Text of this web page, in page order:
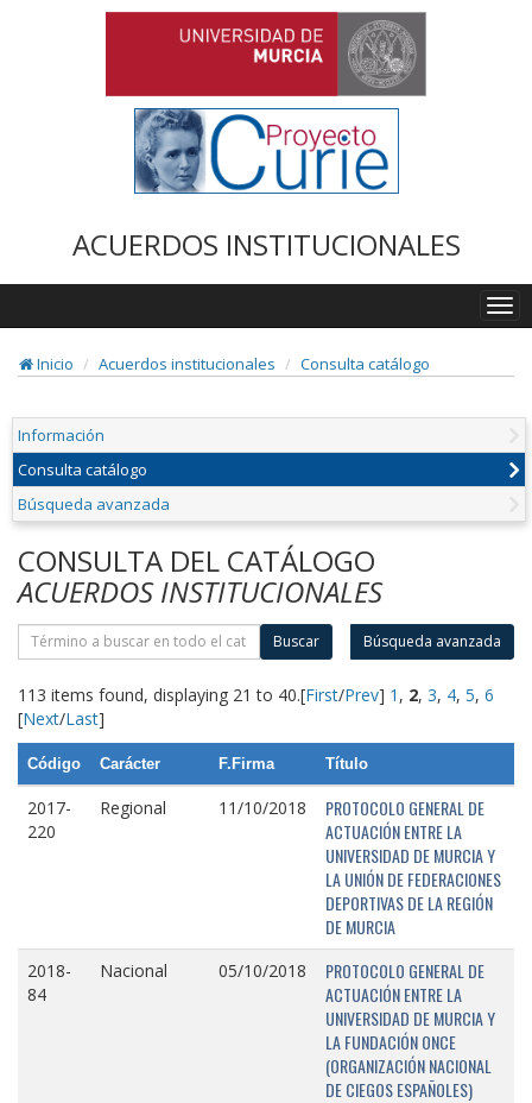
ACUERDOS INSTITUCIONALES
Inicio
Acuerdos institucionales Consulta catálogo
Información
Consulta catálogo
Búsqueda avanzada
CONSULTA DEL CATÁLOGO
ACUERDOS INSTITUCIONALES
Buscar Búsqueda avanzada
113 items found, displaying 21 to 40.[First/Prev] 1 , 2, 3, 4, 5, 6
[Next/Last]
Código Carácter F.Firma Título
2017-
220
Regional 11/10/2018
PROTOCOLO GENERAL DE
ACTUACIÓN ENTRE LA
UNIVERSIDAD DE MURCIA Y
LA UNIÓN DE FEDERACIONES
DEPORTIVAS DE LA REGIÓN
DE MURCIA
2018-
84
Nacional 05/10/2018
PROTOCOLO GENERAL DE
ACTUACIÓN ENTRE LA
UNIVERSIDAD DE MURCIA Y
LA FUNDACIÓN ONCE
(ORGANIZACIÓN NACIONAL
DE CIEGOS ESPAÑOLES)